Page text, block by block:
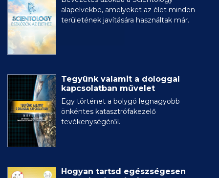
alapelvekbe, amelyeket az élet minden
területének javítására használtak már.
Tegyünk valamit a dologgal
kapcsolatban művelet
Egy történet a bolygó legnagyobb
önkéntes katasztrófakezelő
tevékenységéről.
Hogyan tartsd egészségesen